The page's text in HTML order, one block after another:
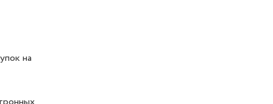
на